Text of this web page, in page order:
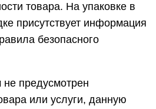
товара. На упаковке в
присутствует информация
безопасного
не предусмотрен
или услуги, данную